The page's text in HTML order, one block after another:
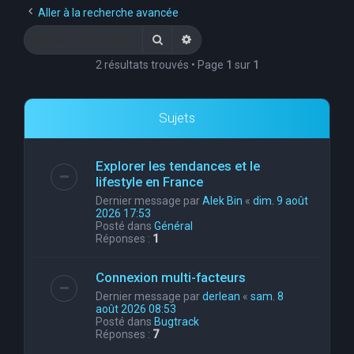
Aller à la recherche avancée
RechercherRecherche avancée
2 résultats trouvés • Page 1 sur 1
Sujets
Explorer les tendances et le
lifestyle en France
Dernier message parAlek Bin « dim. 9 août
2026 17:53
Posté dans Général
Réponses : 1
Connexion multi-facteurs
Dernier message parderlean « sam. 8
août 2026 08:53
Posté dans Bugtrack
Réponses : 7